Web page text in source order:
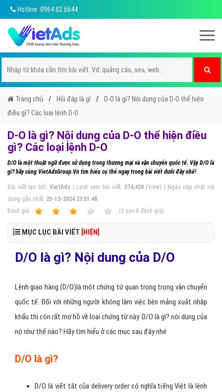
Hotline: 0964 82 6644
Trang chủ Hỏi đáp là gì
D-O là gì? Nội dung của D-O thể hiện
điều gì? Các loại lệnh D-O
D-O là gì? Nội dung của D-O thể hiện điều
gì? Các loại lệnh D-O
D/O là một thuật ngữ được sử dụng trong thương mại và vận chuyển quốc tế. Vậy D/O là
gì? hãy cùng VietAdsGroup.Vn tìm hiểu cụ thể ngay trong bài viết dưới đây nhé!
Bài viết tạo bởi:VietAds | Lượt xem bài viết: 574,458(View) | Ngày cập nhật nội
dung gần nhất: 25-12-2024 23:51:48
Ðánh giá:
(3 sao 8 đánh giá)
MỤC LỤC BÀI VIẾT [HIỆN]
D/O là gì? Nội dung của D/O
Lệnh giao hàng (D/O)là một chứng từ quan trọng trọng vận chuyển
quốc tế. Đối với những người không làm việc bên mảng xuất nhập
khẩu thì còn rất mơ hồ về loại chứng từ này. D/O là gì? nội dung của
nó như thế nào? Hãy tìm hiểu ở các mục sau đây nhé
D/O là gì?
D/O là viết tắt của delivery order có nghĩa tiếng Việt là lệnh